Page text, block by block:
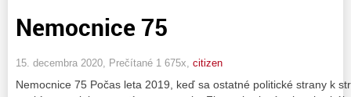
Nemocnice 75
15. decembra 2020, Prečítané 1 675x, citizen
Nemocnice 75 Počas leta 2019, keď sa ostatné politické strany k